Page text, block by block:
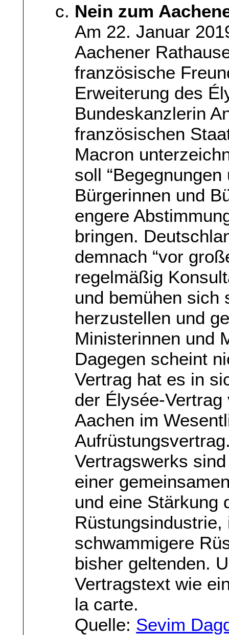
Nein zum
Am 22. Januar
Aachener
französische
Erweiterung des
Bundeskanzlerin
französischen
Macron
soll
Bürgerinnen und
engere
bringen.
demnach “vor
regelmäßig
und bemühen sich
herzustellen und
Ministerinnen und
Dagegen scheint
Vertrag hat es in
der Élysée-
Aachen im
Vertragswerks
einer
und eine Stärkung
schwammigere
bisher geltenden.
Vertragstext wie
la carte.
Quelle: Sevim